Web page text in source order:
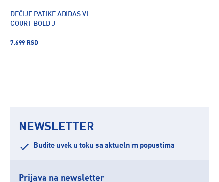
DEČIJE PATIKE ADIDAS VL
COURT BOLD J
7.699 RSD
NEWSLETTER
Budite uvek u toku sa aktuelnim popustima
Prijava na newsletter